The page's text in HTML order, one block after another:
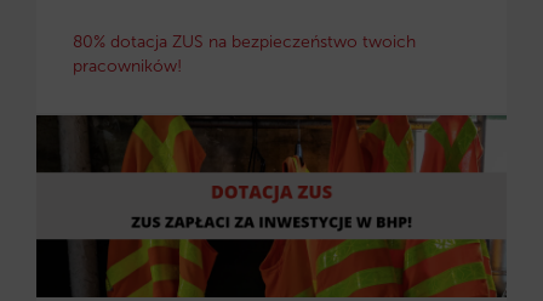
80% dotacja ZUS na bezpieczeństwo twoich
pracowników!